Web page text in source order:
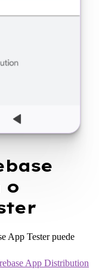
o
App Tester puede
App Distribution